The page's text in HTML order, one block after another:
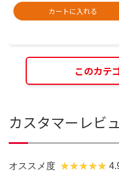
カートに入れる
このカテ
カスタマーレビ
オススメ度